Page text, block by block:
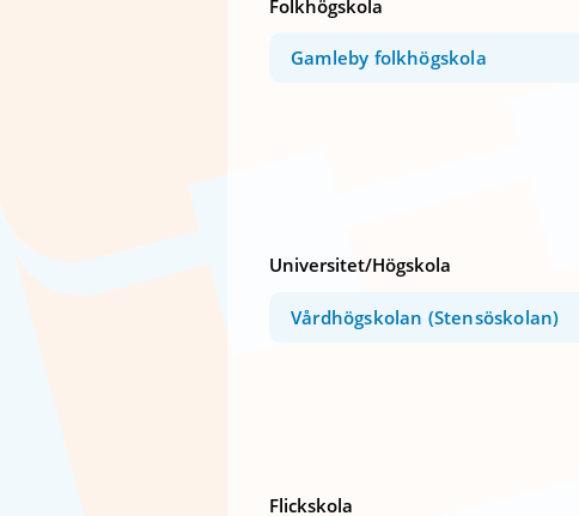
Folkhögskola
Gamleby folkhögskola
Universitet/Högskola
Vårdhögskolan (Stensöskolan)
Flickskola